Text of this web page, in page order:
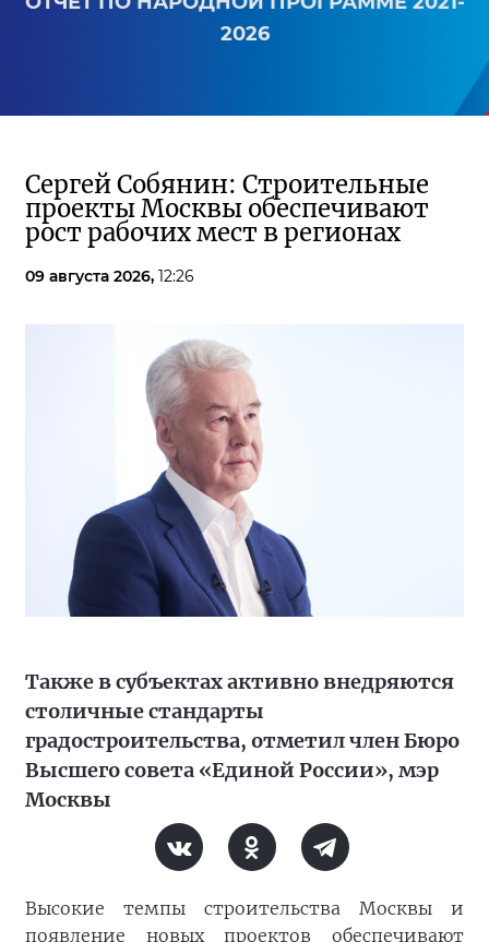
2026
Сергей Собянин: Строительные
проекты Москвы обеспечивают
рост рабочих мест в регионах
09 августа 2026, 12:26
Также в субъектах активно внедряются
столичные стандарты
градостроительства, отметил член Бюро
Высшего совета «Единой России», мэр
Москвы
Высокие темпы строительства Москвы и
появление новых проектов обеспечивают